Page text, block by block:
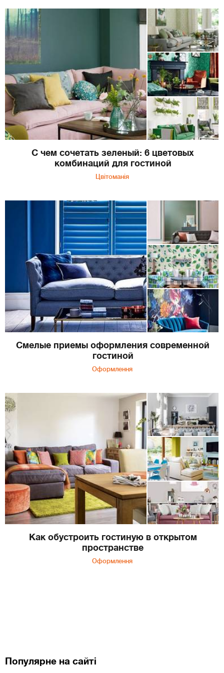
С чем сочетать зеленый: 6 цветовых
комбинаций для гостиной
Цвітоманія
Смелые приемы оформления современной
гостиной
Оформлення
Как обустроить гостиную в открытом
пространстве
Оформлення
Популярне на сайті